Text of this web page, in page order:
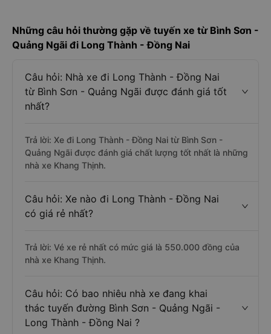
Những câu hỏi thường gặp về tuyến xe từ Bình Sơn -
Quảng Ngãi đi Long Thành - Đồng Nai
Câu hỏi: Nhà xe đi Long Thành - Đồng Nai
từ Bình Sơn - Quảng Ngãi được đánh giá tốt
nhất?
Trả lời: Xe đi Long Thành - Đồng Nai từ Bình Sơn -
Quảng Ngãi được đánh giá chất lượng tốt nhất là những
nhà xe Khang Thịnh.
Câu hỏi: Xe nào đi Long Thành - Đồng Nai
có giá rẻ nhất?
Trả lời: Vé xe rẻ nhất có mức giá là 550.000 đồng của
nhà xe Khang Thịnh.
Câu hỏi: Có bao nhiêu nhà xe đang khai
thác tuyến đường Bình Sơn - Quảng Ngãi -
Long Thành - Đồng Nai ?